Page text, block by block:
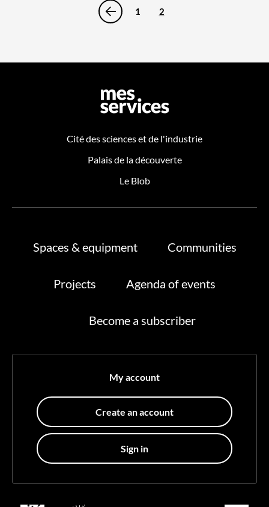
1 2
Cité des sciences et de l'industrie
Palais de la découverte
Le Blob
My account
Create an account
Sign in
Spaces & equipment Communities
Projects Agenda of events
Become a subscriber